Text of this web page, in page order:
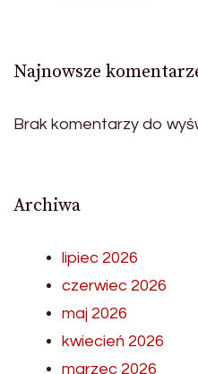
Najnowsze
Brak komentarzy do
Archiwa
lipiec 2026
czerwiec 2026
maj 2026
kwiecień 2026
marzec 2026